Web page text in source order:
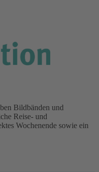
Bildbänden und
Reise- und
Wochenende sowie ein